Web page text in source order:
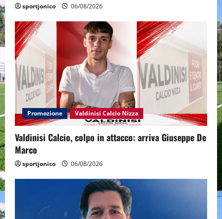
sportjonico 06/08/2026
Promozione Valdinisi Calcio Nizza
Valdinisi Calcio, colpo in attacco: arriva Giuseppe De
Marco
sportjonico 06/08/2026